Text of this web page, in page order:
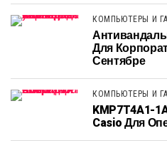
КОМПЬЮТЕРЫ И
Для
Сентябре
КОМПЬЮТЕРЫ И
KMP7T4A1-
Casio Для